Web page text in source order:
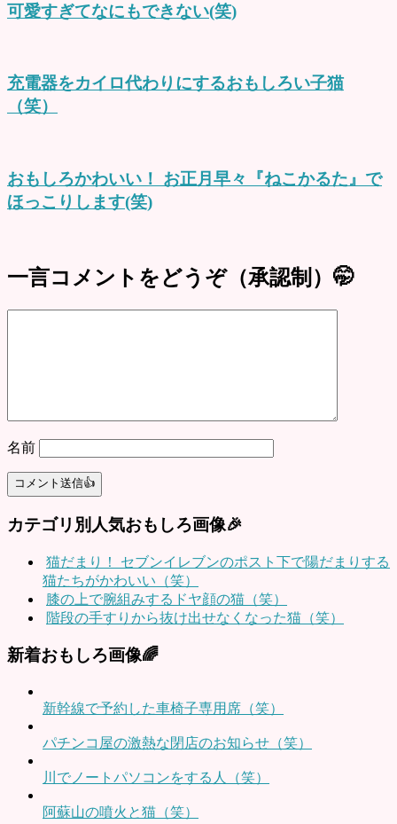
可愛すぎてなにもできない(笑)
充電器をカイロ代わりにするおもしろい子猫
（笑）
おもしろかわいい！ お正月早々『ねこかるた』で
ほっこりします(笑)
一言コメントをどうぞ（承認制）🤭
名前
カテゴリ別人気おもしろ画像🎉
猫だまり！ セブンイレブンのポスト下で陽だまりする
猫たちがかわいい（笑）
膝の上で腕組みするドヤ顔の猫（笑）
階段の手すりから抜け出せなくなった猫（笑）
新着おもしろ画像🌈
新幹線で予約した車椅子専用席（笑）
パチンコ屋の激熱な閉店のお知らせ（笑）
川でノートパソコンをする人（笑）
阿蘇山の噴火と猫（笑）